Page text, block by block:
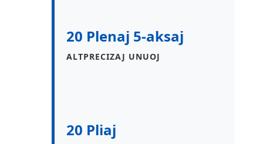
20 Plenaj 5-aksaj
ALTPRECIZAJ UNUOJ
20 Pliaj